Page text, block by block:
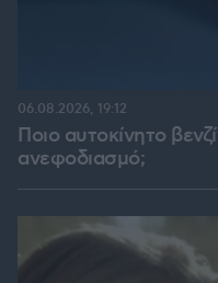
Ποιο αυτοκίνητο
ανεφοδιασμό;
06.08.2026, 19:12